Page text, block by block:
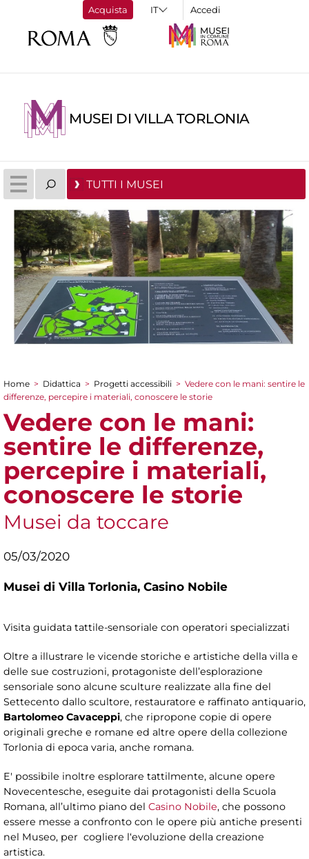
Acquista Accedi
MUSEI DI VILLA TORLONIA
TUTTI I MUSEI
Tu sei qui
Home > Didattica > Progetti accessibili > Vedere con le mani: sentire le
differenze, percepire i materiali, conoscere le storie
Vedere con le mani:
sentire le differenze,
percepire i materiali,
conoscere le storie
Musei da toccare
05/03/2020
Musei di Villa Torlonia, Casino Nobile
Visita guidata tattile-sensoriale con operatori specializzati
Oltre a illustrare le vicende storiche e artistiche della villa e
delle sue costruzioni, protagoniste dell’esplorazione
sensoriale sono alcune sculture realizzate alla fine del
Settecento dallo scultore, restauratore e raffinato antiquario,
Bartolomeo Cavaceppi, che ripropone copie di opere
originali greche e romane ed altre opere della collezione
Torlonia di epoca varia, anche romana.
E' possibile inoltre esplorare tattilmente, alcune opere
Novecentesche, eseguite dai protagonisti della Scuola
Romana, all’ultimo piano del Casino Nobile, che possono
essere messe a confronto con le opere più antiche presenti
nel Museo, per cogliere l‘evoluzione della creazione
artistica.